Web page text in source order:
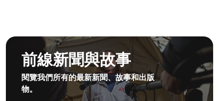
前線新聞與故事
閱覽我們所有的最新新聞、故事和出版
物。
3.1.1 Principles&Commitment Principles Card5 Desktop